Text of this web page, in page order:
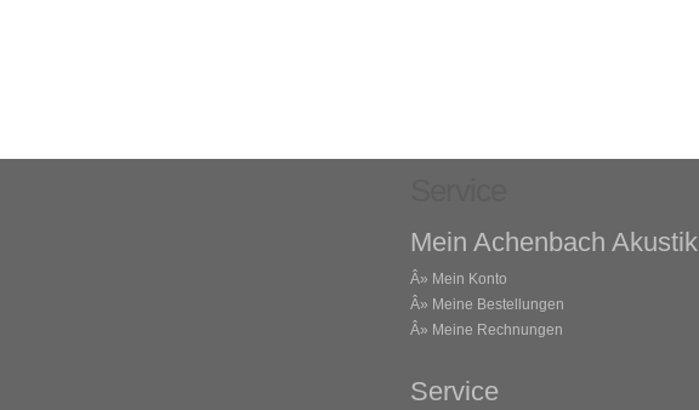
Mein Achenbach Akustik
Â» Mein Konto
Â» Meine Bestellungen
Â» Meine Rechnungen
Service